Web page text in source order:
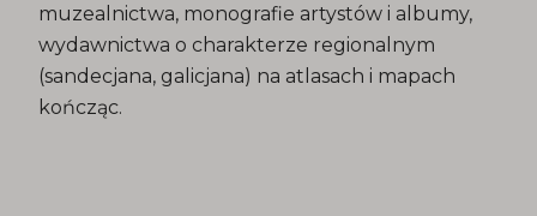
muzealnictwa, monografie artystów i albumy,
wydawnictwa o charakterze regionalnym
(sandecjana, galicjana) na atlasach i mapach
kończąc.